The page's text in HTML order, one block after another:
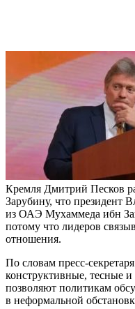
Кремля Дмитрий Песков
Зарубину, что президент
из ОАЭ Мухаммеда ибн
потому что лидеров
отношения.
По словам пресс-
конструктивные, тесные
позволяют политикам
в неформальной